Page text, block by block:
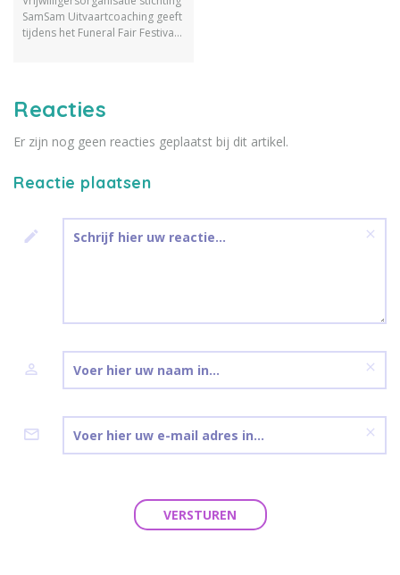
SamSam Uitvaartcoaching geeft
tijdens het Funeral Fair Festival
uitvaartondernemers.
Reacties
Er zijn nog geen reacties geplaatst bij dit artikel.
Reactie plaatsen
VERSTUREN